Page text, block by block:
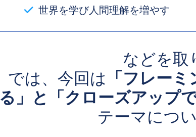
世界を学び人間理解を増やす
などを取
では、今回は 「フレー
る」と「クローズアップ
テーマにつ